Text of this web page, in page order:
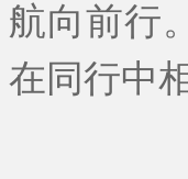
航向前行
在同行中